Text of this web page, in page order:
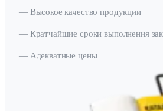
— Высокое качество продукции
— Кратчайшие сроки выполнения
— Адекватные цены